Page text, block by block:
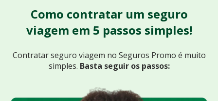
Como contratar um seguro
viagem em 5 passos simples!
Contratar seguro viagem no Seguros Promo é muito
simples. Basta seguir os passos: